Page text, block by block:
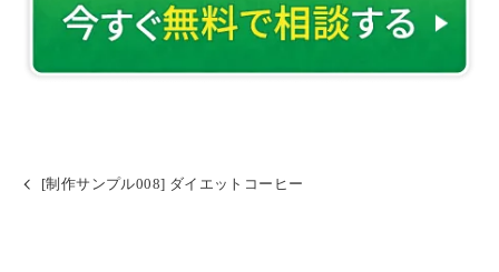
[制作サンプル008] ダイエットコーヒー